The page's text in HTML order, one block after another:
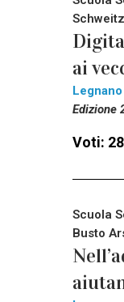
ai
Edizione
Voti: 28
Scuola
Busto